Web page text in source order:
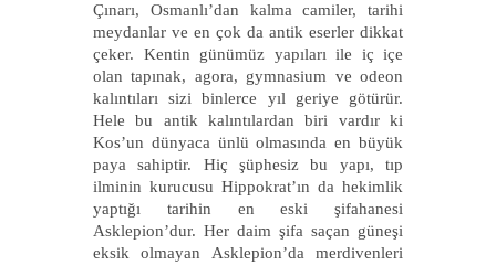
Çınarı, Osmanlı’dan kalma camiler, tarihi
meydanlar ve en çok da antik eserler dikkat
çeker. Kentin günümüz yapıları ile iç içe
olan tapınak, agora, gymnasium ve odeon
kalıntıları sizi binlerce yıl geriye götürür.
Hele bu antik kalıntılardan biri vardır ki
Kos’un dünyaca ünlü olmasında en büyük
paya sahiptir. Hiç şüphesiz bu yapı, tıp
ilminin kurucusu Hippokrat’ın da hekimlik
yaptığı tarihin en eski şifahanesi
Asklepion’dur. Her daim şifa saçan güneşi
eksik olmayan Asklepion’da merdivenleri